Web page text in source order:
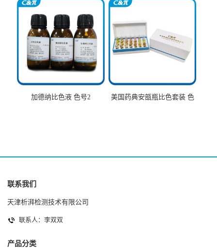
加德纳比色液 色号2
美国药典安瓿瓶比色套装 色
联系我们
天津析湃检测技术有限公司
联系人：李双双
产品分类